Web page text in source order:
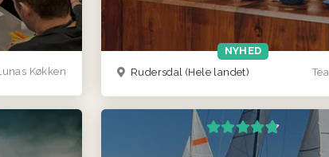
Køkken
NYHED
Rudersdal (Hele landet)